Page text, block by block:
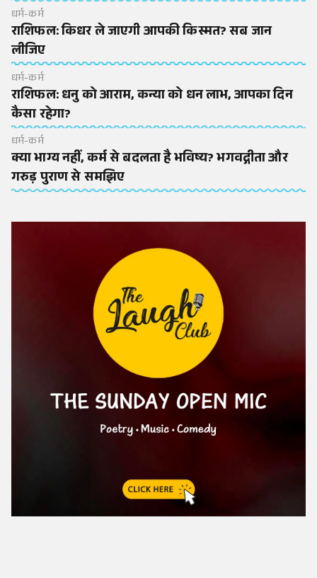
धर्म-कर्म
राशिफल: किधर ले जाएगी आपकी किस्मत? सब जान
लीजिए
धर्म-कर्म
राशिफल: धनु को आराम, कन्या को धन लाभ, आपका दिन
कैसा रहेगा?
धर्म-कर्म
क्या भाग्य नहीं, कर्म से बदलता है भविष्य? भगवद्गीता और
गरुड़ पुराण से समझिए